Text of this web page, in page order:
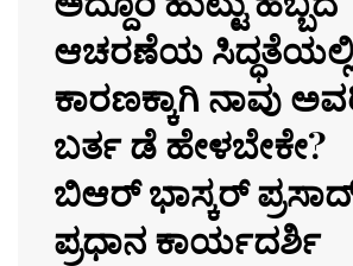
ಆಚರಣೆಯ
ಕಾರಣಕ್ಕಾಗಿ ನಾವು
ಬರ್ತ ಡೆ ಹೇಳಬೇಕೇ?
ಬಿಆರ್ ಭಾಸ್ಕರ್ ಪ್ರಸಾದ್
ಪ್ರಧಾನ ಕಾರ್ಯದರ್ಶಿ